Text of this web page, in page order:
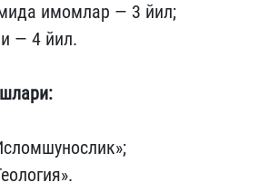
имомлар — 3 йил;
— 4 йил.